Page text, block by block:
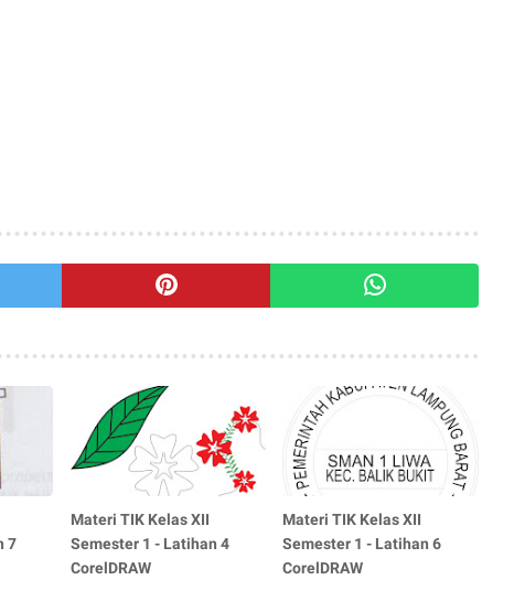
7
Materi TIK Kelas XII
Semester 1 - Latihan 4
CorelDRAW
Materi TIK Kelas XII
Semester 1 - Latihan 6
CorelDRAW